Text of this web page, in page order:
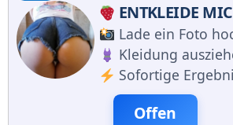
ENTKLEIDE
Lade ein Foto
Kleidung
Sofortige
Offen